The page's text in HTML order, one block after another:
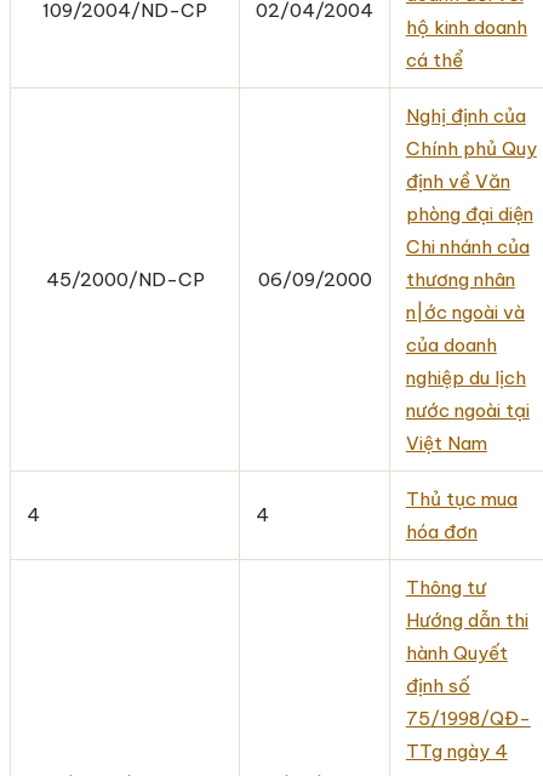
109/2004/ND-CP 02/04/2004
hộ kinh doanh
cá thể
45/2000/ND-CP 06/09/2000
Nghị định của
Chính phủ Quy
định về Văn
phòng đại diện
Chi nhánh của
thương nhân
n|ớc ngoài và
của doanh
nghiệp du lịch
nước ngoài tại
Việt Nam
4 4
Thủ tục mua
hóa đơn
Thông tư
Hướng dẫn thi
hành Quyết
định số
75/1998/QĐ-
TTg ngày 4